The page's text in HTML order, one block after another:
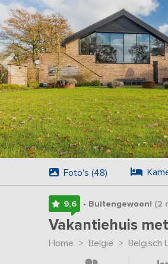
Foto's (48)
9,6 • Buitengewoon! (2
Vakantiehuis
Home > België > Belgisch